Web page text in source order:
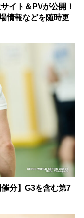
イト＆PVが公開！
情報などを随時更
分】G3を含む第7